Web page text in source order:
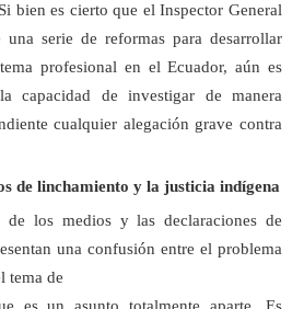
bien es cierto que el Inspector General
una serie de reformas para desarrollar
profesional en el Ecuador, aún es
capacidad de investigar de manera
cualquier alegación grave contra
de linchamiento y la justicia indígena
de los medios y las declaraciones de
una confusión entre el problema
tema de